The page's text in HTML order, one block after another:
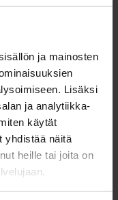
ja mainosten
Lisäksi
ja analytiikka-
käytät
yhdistää näitä
heille tai joita on
61 693,80 €